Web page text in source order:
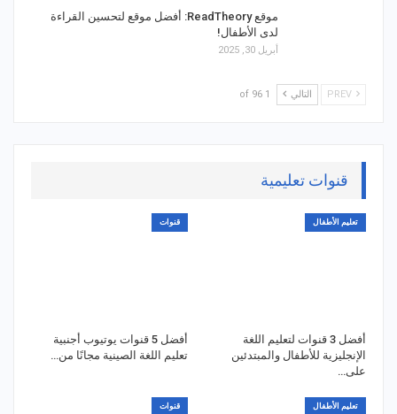
موقع ReadTheory: أفضل موقع لتحسين القراءة
لدى الأطفال!
أبريل 30, 2025
التالي 1 of 96
قنوات تعليمية
تعليم الأطفال
أفضل 3 قنوات لتعليم اللغة
الإنجليزية للأطفال والمبتدئين
على…
قنوات
أفضل 5 قنوات يوتيوب أجنبية
تعليم اللغة الصينية مجانًا من…
تعليم الأطفال قنوات